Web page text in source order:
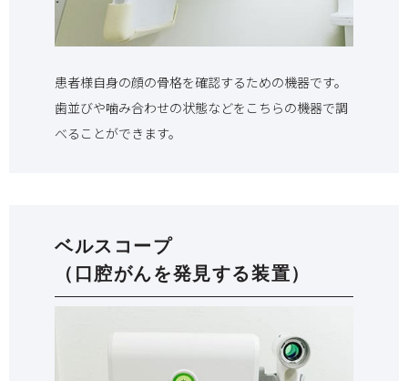
患者様自身の顔の骨格を確認するための機器です。
歯並びや噛み合わせの状態などをこちらの機器で調
べることができます。
ベルスコープ
（口腔がんを発見する装置）